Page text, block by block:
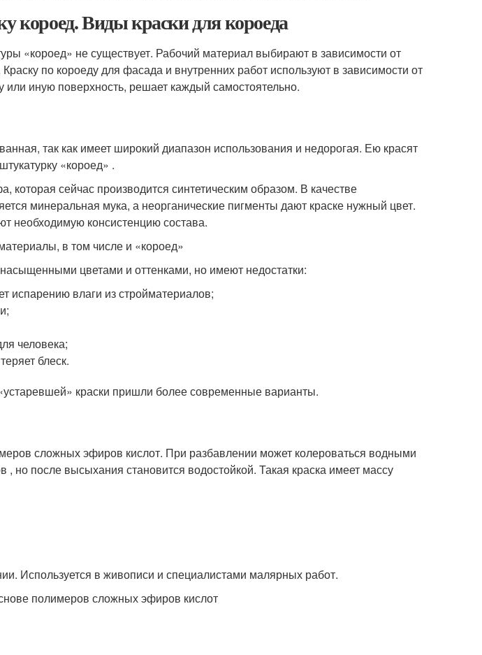
короед. Виды краски для короеда
«короед» не существует. Рабочий материал выбирают в зависимости от
Краску по короеду для фасада и внутренних работ используют в зависимости от
или иную поверхность, решает каждый самостоятельно.
так как имеет широкий диапазон использования и недорогая. Ею красят
«короед» .
которая сейчас производится синтетическим образом. В качестве
минеральная мука, а неорганические пигменты дают краске нужный цвет.
необходимую консистенцию состава.
в том числе и «короед»
цветами и оттенками, но имеют недостатки:
испарению влаги из стройматериалов;
человека;
блеск.
краски пришли более современные варианты.
сложных эфиров кислот. При разбавлении может колероваться водными
, но после высыхания становится водостойкой. Такая краска имеет массу
Используется в живописи и специалистами малярных работ.
полимеров сложных эфиров кислот